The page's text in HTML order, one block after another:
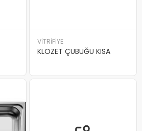
VİTRİFİYE
KLOZET ÇUBUĞU KISA